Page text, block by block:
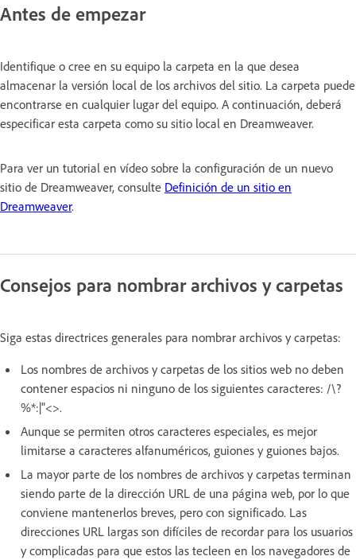
Antes de empezar
Identifique o cree en su equipo la carpeta en la que desea
almacenar la versión local de los archivos del sitio. La carpeta puede
encontrarse en cualquier lugar del equipo. A continuación, deberá
especificar esta carpeta como su sitio local en Dreamweaver.
Para ver un tutorial en vídeo sobre la configuración de un nuevo
sitio de Dreamweaver, consulte Definición de un sitio en
Dreamweaver.
Consejos para nombrar archivos y carpetas
Siga estas directrices generales para nombrar archivos y carpetas:
Los nombres de archivos y carpetas de los sitios web no deben
contener espacios ni ninguno de los siguientes caracteres: /\?
%*:|"<>.
Aunque se permiten otros caracteres especiales, es mejor
limitarse a caracteres alfanuméricos, guiones y guiones bajos.
La mayor parte de los nombres de archivos y carpetas terminan
siendo parte de la dirección URL de una página web, por lo que
conviene mantenerlos breves, pero con significado. Las
direcciones URL largas son difíciles de recordar para los usuarios
y complicadas para que estos las tecleen en los navegadores de